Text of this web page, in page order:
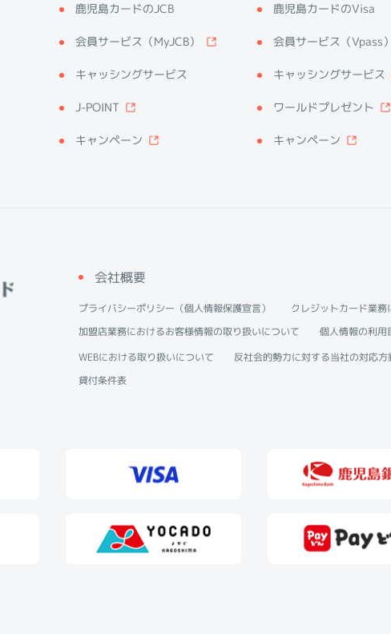
鹿児島カードのJCB
会員サービス（MyJCB）
キャッシングサービス
J-POINT
キャンペーン
鹿児島カードのVisa
会員サービス（Vpass）
キャッシングサービス
ワールドプレゼント
キャンペーン
会社概要
プライバシーポリシー（個人情報保護宣言）
クレジットカード業
加盟店業務におけるお客様情報の取り扱いについて
個人情報の利用
WEBにおける取り扱いについて
反社会的勢力に対する当社の対応方
貸付条件表